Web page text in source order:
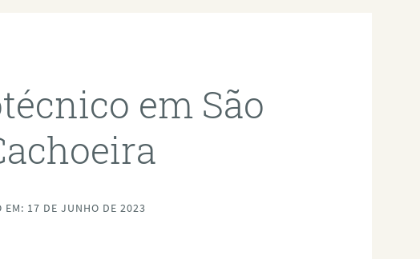
em São
EM: 17 DE JUNHO DE 2023